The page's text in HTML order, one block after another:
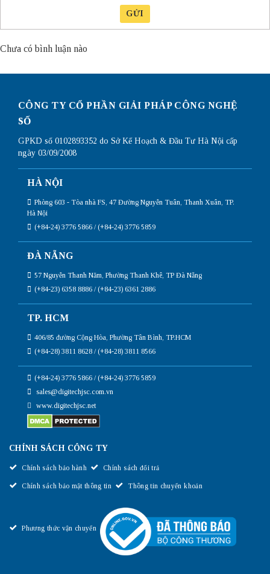
GỬI
Chưa có bình luận nào
CÔNG TY CỔ PHẦN GIẢI PHÁP CÔNG NGHỆ
SỐ
GPKD số 0102893352 do Sở Kế Hoạch & Đầu Tư Hà Nội cấp
ngày 03/09/2008
HÀ NỘI
Phòng 603 - Tòa nhà FS, 47 Đường Nguyễn Tuân, Thanh Xuân, TP.
Hà Nội
(+84-24) 3776 5866 / (+84-24) 3776 5859
ĐÀ NẴNG
57 Nguyễn Thanh Năm, Phường Thanh Khê, TP Đà Nẵng
(+84-23) 6358 8886 / (+84-23) 6361 2886
TP. HCM
406/85 đường Cộng Hòa, Phường Tân Bình, TP.HCM
(+84-28) 3811 8628 / (+84-28) 3811 8566
(+84-24) 3776 5866 / (+84-24) 3776 5859
sales@digitechjsc.com.vn
www.digitechjsc.net
CHÍNH SÁCH CÔNG TY
Chính sách bảo hành Chính sách đổi trả
Chính sách bảo mật thông tin Thông tin chuyển khoản
Phương thức vận chuyển